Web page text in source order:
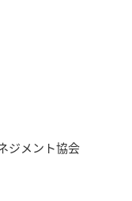
ジメント協会